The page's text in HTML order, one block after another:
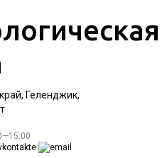
Геленджик,